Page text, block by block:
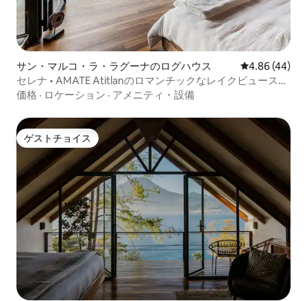
サン・マルコ・ラ・ラグーナのログハウス レビュー44
4.86 (44)
セレナ • AMATE Atitlanのロマンチックなレイクビュースイ
ート
価格 · ロケーション · アメニティ・設備
ゲストチョイス
ゲストチョイス